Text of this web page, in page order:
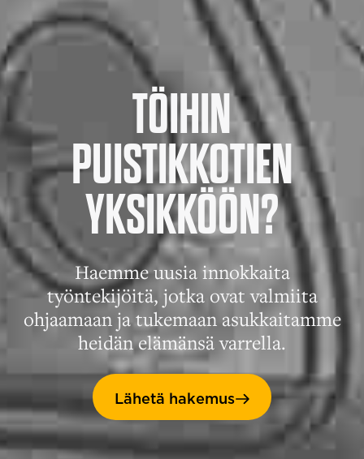
TÖIHIN
PUISTIKKOTIEN
YKSIKKÖÖN?
Haemme uusia innokkaita
työntekijöitä, jotka ovat valmiita
ohjaamaan ja tukemaan asukkaitamme
heidän elämänsä varrella.
Lähetä hakemus